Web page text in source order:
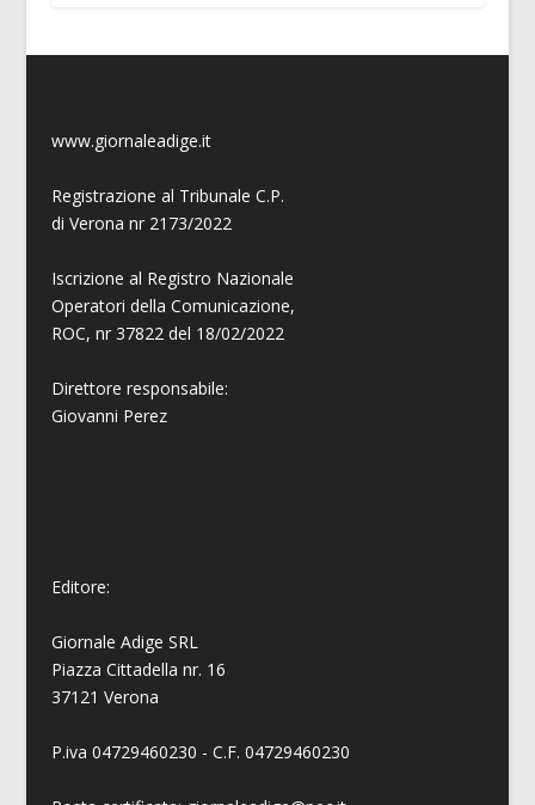
www.giornaleadige.it
Registrazione al Tribunale C.P.
di Verona nr 2173/2022
Iscrizione al Registro Nazionale
Operatori della Comunicazione,
ROC, nr 37822 del 18/02/2022
Direttore responsabile:
Giovanni Perez
Editore:
Giornale Adige SRL
Piazza Cittadella nr. 16
37121 Verona
P.iva 04729460230 - C.F. 04729460230